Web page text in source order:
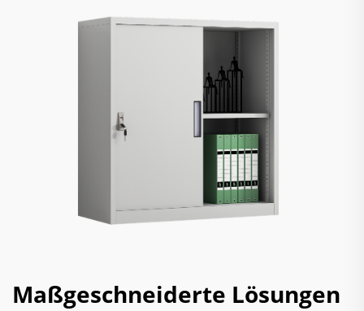
Maßgeschneiderte Lösungen